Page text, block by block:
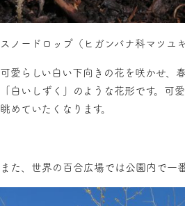
スノードロップ（ヒガンバナ科マツユ
可愛らしい白い下向きの花を咲かせ、
「白いしずく」のような花形です。可
眺めていたくなります。
また、世界の百合広場では公園内で一